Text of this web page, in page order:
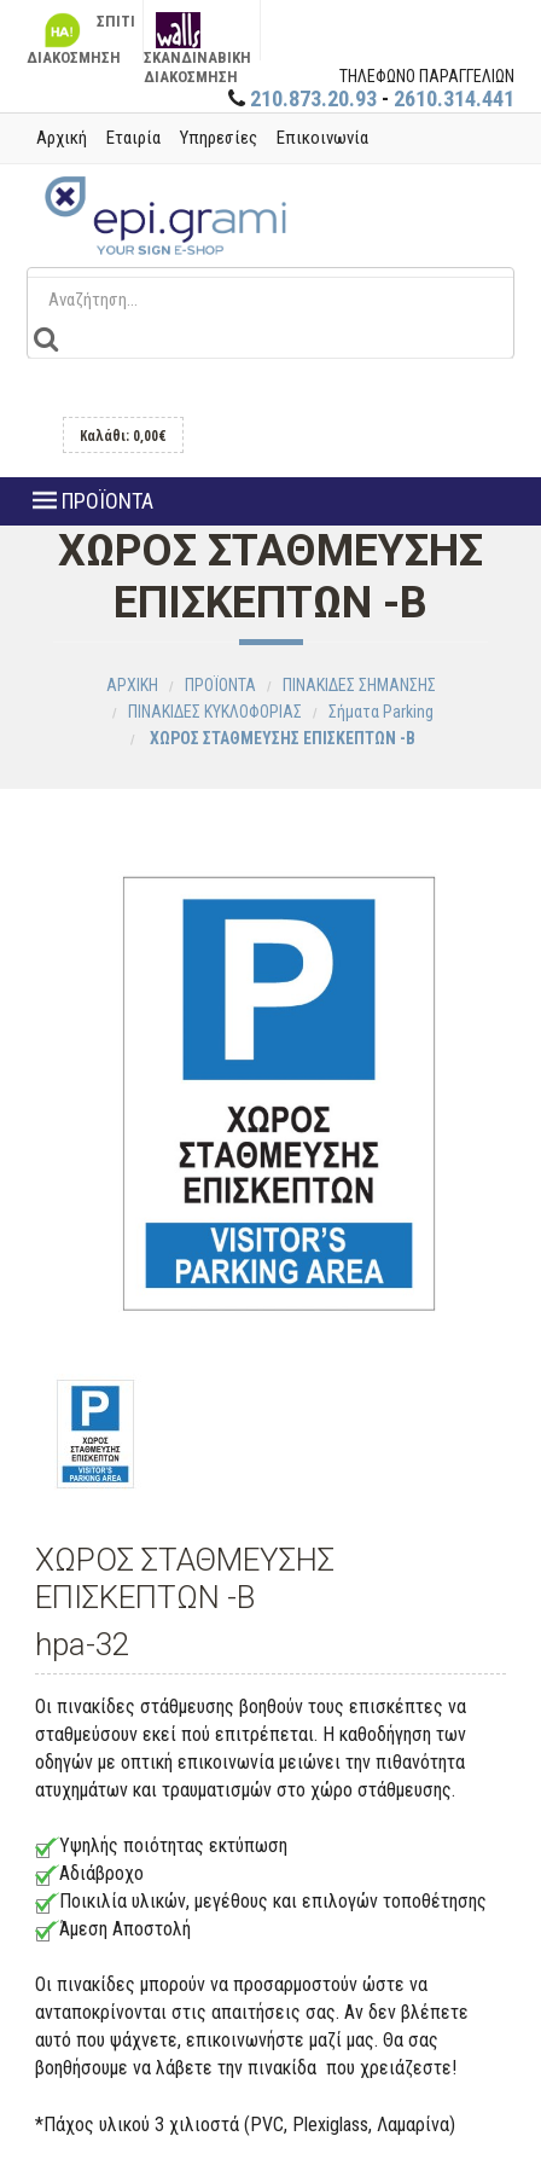
ΣΠΙΤΙ
ΔΙΑΚΟΣΜΗΣΗ
ΣΚΑΝΔΙΝΑΒΙΚΗ
ΔΙΑΚΟΣΜΗΣΗ
ΤΗΛΕΦΩΝΟ ΠΑΡΑΓΓΕΛΙΩΝ
210.873.20.93 - 2610.314.441
Αρχική Εταιρία Υπηρεσίες Επικοινωνία
Καλάθι: 0,00€
ΠΡΟΪΟΝΤΑ
ΧΩΡΟΣ ΣΤΑΘΜΕΥΣΗΣ
ΕΠΙΣΚΕΠΤΩΝ -Β
ΑΡΧΙΚΗ ΠΡΟΪΟΝΤΑ
ΠΙΝΑΚΙΔΕΣ ΣΗΜΑΝΣΗΣ
ΠΙΝΑΚΙΔΕΣ ΚΥΚΛΟΦΟΡΙΑΣ
Σήματα Parking
ΧΩΡΟΣ ΣΤΑΘΜΕΥΣΗΣ ΕΠΙΣΚΕΠΤΩΝ -Β
ΧΩΡΟΣ ΣΤΑΘΜΕΥΣΗΣ
ΕΠΙΣΚΕΠΤΩΝ -Β
hpa-32
Οι πινακίδες στάθμευσης βοηθούν τους επισκέπτες να
σταθμεύσουν εκεί πού επιτρέπεται. Η καθοδήγηση των
οδηγών με οπτική επικοινωνία μειώνει την πιθανότητα
ατυχημάτων και τραυματισμών στο χώρο στάθμευσης.
Υψηλής ποιότητας εκτύπωση
Αδιάβροχο
Ποικιλία υλικών, μεγέθους και επιλογών τοποθέτησης
Άμεση Αποστολή
Οι πινακίδες μπορούν να προσαρμοστούν ώστε να
ανταποκρίνονται στις απαιτήσεις σας. Αν δεν βλέπετε
αυτό που ψάχνετε, επικοινωνήστε μαζί μας. Θα σας
βοηθήσουμε να λάβετε την πινακίδα που χρειάζεστε!
*Πάχος υλικού 3 χιλιοστά (PVC, Plexiglass, Λαμαρίνα)